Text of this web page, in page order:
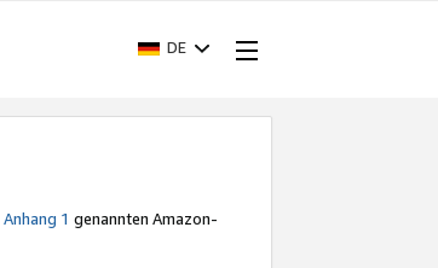
DE
Anhang 1 genannten Amazon-